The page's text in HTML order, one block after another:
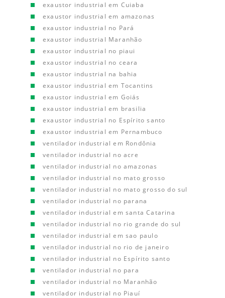
exaustor industrial em Cuiaba
exaustor industrial em amazonas
exaustor industrial no Pará
exaustor industrial Maranhão
exaustor industrial no piaui
exaustor industrial no ceara
exaustor industrial na bahia
exaustor industrial em Tocantins
exaustor industrial em Goiás
exaustor industrial em brasilia
exaustor industrial no Espírito santo
exaustor industrial em Pernambuco
ventilador industrial em Rondônia
ventilador industrial no acre
ventilador industrial no amazonas
ventilador industrial no mato grosso
ventilador industrial no mato grosso do sul
ventilador industrial no parana
ventilador industrial em santa Catarina
ventilador industrial no rio grande do sul
ventilador industrial em sao paulo
ventilador industrial no rio de janeiro
ventilador industrial no Espírito santo
ventilador industrial no para
ventilador industrial no Maranhão
ventilador industrial no Piauí